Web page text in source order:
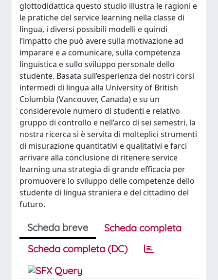
glottodidattica questo studio illustra le ragioni e
le pratiche del service learning nella classe di
lingua, i diversi possibili modelli e quindi
l’impatto che può avere sulla motivazione ad
imparare e a comunicare, sulla competenza
linguistica e sullo sviluppo personale dello
studente. Basata sull’esperienza dei nostri corsi
intermedi di lingua alla University of British
Columbia (Vancouver, Canada) e su un
considerevole numero di studenti e relativo
gruppo di controllo e nell’arco di sei semestri, la
nostra ricerca si è servita di molteplici strumenti
di misurazione quantitativi e qualitativi e farci
arrivare alla conclusione di ritenere service
learning una strategia di grande efficacia per
promuovere lo sviluppo delle competenze dello
studente di lingua straniera e del cittadino del
futuro.
Scheda breve
Scheda completa
Scheda completa (DC)